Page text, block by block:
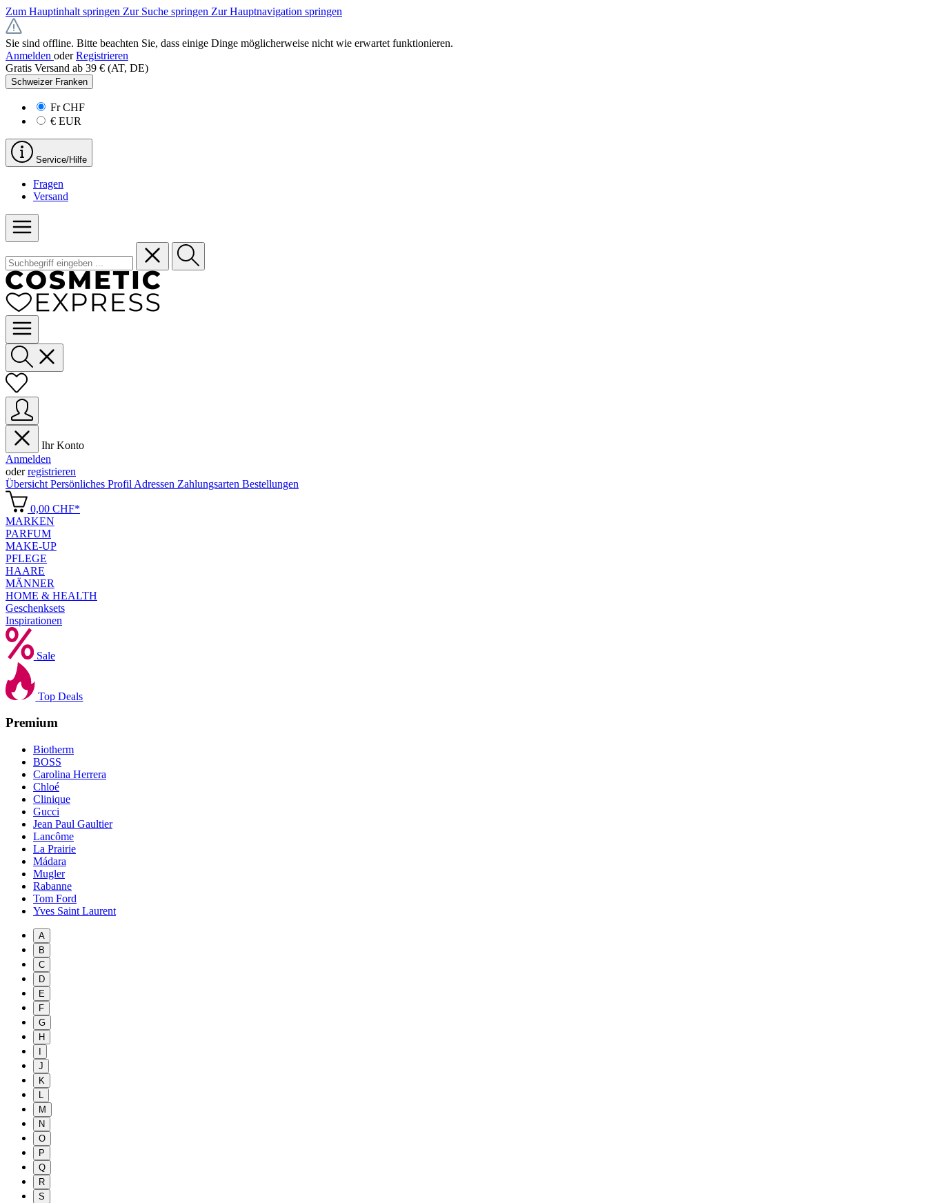
Zum Hauptinhalt springen Zur Suche springen Zur Hauptnavigation springen
Sie sind offline. Bitte beachten Sie, dass einige Dinge möglicherweise nicht wie erwartet funktionieren.
Anmelden oder Registrieren
Gratis Versand ab 39 € (AT, DE)
Schweizer Franken
FrCHF
€ EUR
Service/Hilfe
Fragen
Versand
Ihr Konto
Anmelden
oderregistrieren
Übersicht Persönliches Profil Adressen Zahlungsarten Bestellungen
0,00 CHF*
MARKEN
PARFUM
MAKE-UP
PFLEGE
HAARE
MÄNNER
HOME & HEALTH
Geschenksets
Inspirationen
Sale
Top Deals
Premium
Biotherm
BOSS
Carolina Herrera
Chloé
Clinique
Gucci
Jean Paul Gaultier
Lancôme
La Prairie
Mádara
Mugler
Rabanne
Tom Ford
Yves Saint Laurent
A
B
C
D
E
F
G
H
J
K
L
M
N
O
P
Q
R
S